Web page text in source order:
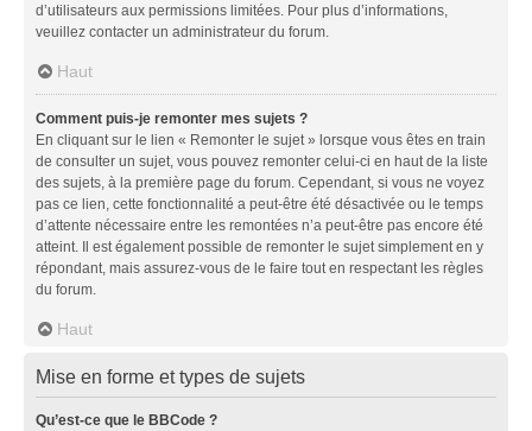
d’utilisateurs aux permissions limitées. Pour plus d’informations,
veuillez contacter un administrateur du forum.
Haut
Comment puis-je remonter mes sujets ?
En cliquant sur le lien « Remonter le sujet » lorsque vous êtes en train
de consulter un sujet, vous pouvez remonter celui-ci en haut de la liste
des sujets, à la première page du forum. Cependant, si vous ne voyez
pas ce lien, cette fonctionnalité a peut-être été désactivée ou le temps
d’attente nécessaire entre les remontées n’a peut-être pas encore été
atteint. Il est également possible de remonter le sujet simplement en y
répondant, mais assurez-vous de le faire tout en respectant les règles
du forum.
Haut
Mise en forme et types de sujets
Qu’est-ce que le BBCode ?